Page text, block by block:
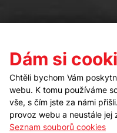
Kontakt
Dám si
Chtěli bychom Vám
webu. K tomu používáme
vše, s čím jste za námi
provoz webu a neustále jej
Seznam souborů cookies